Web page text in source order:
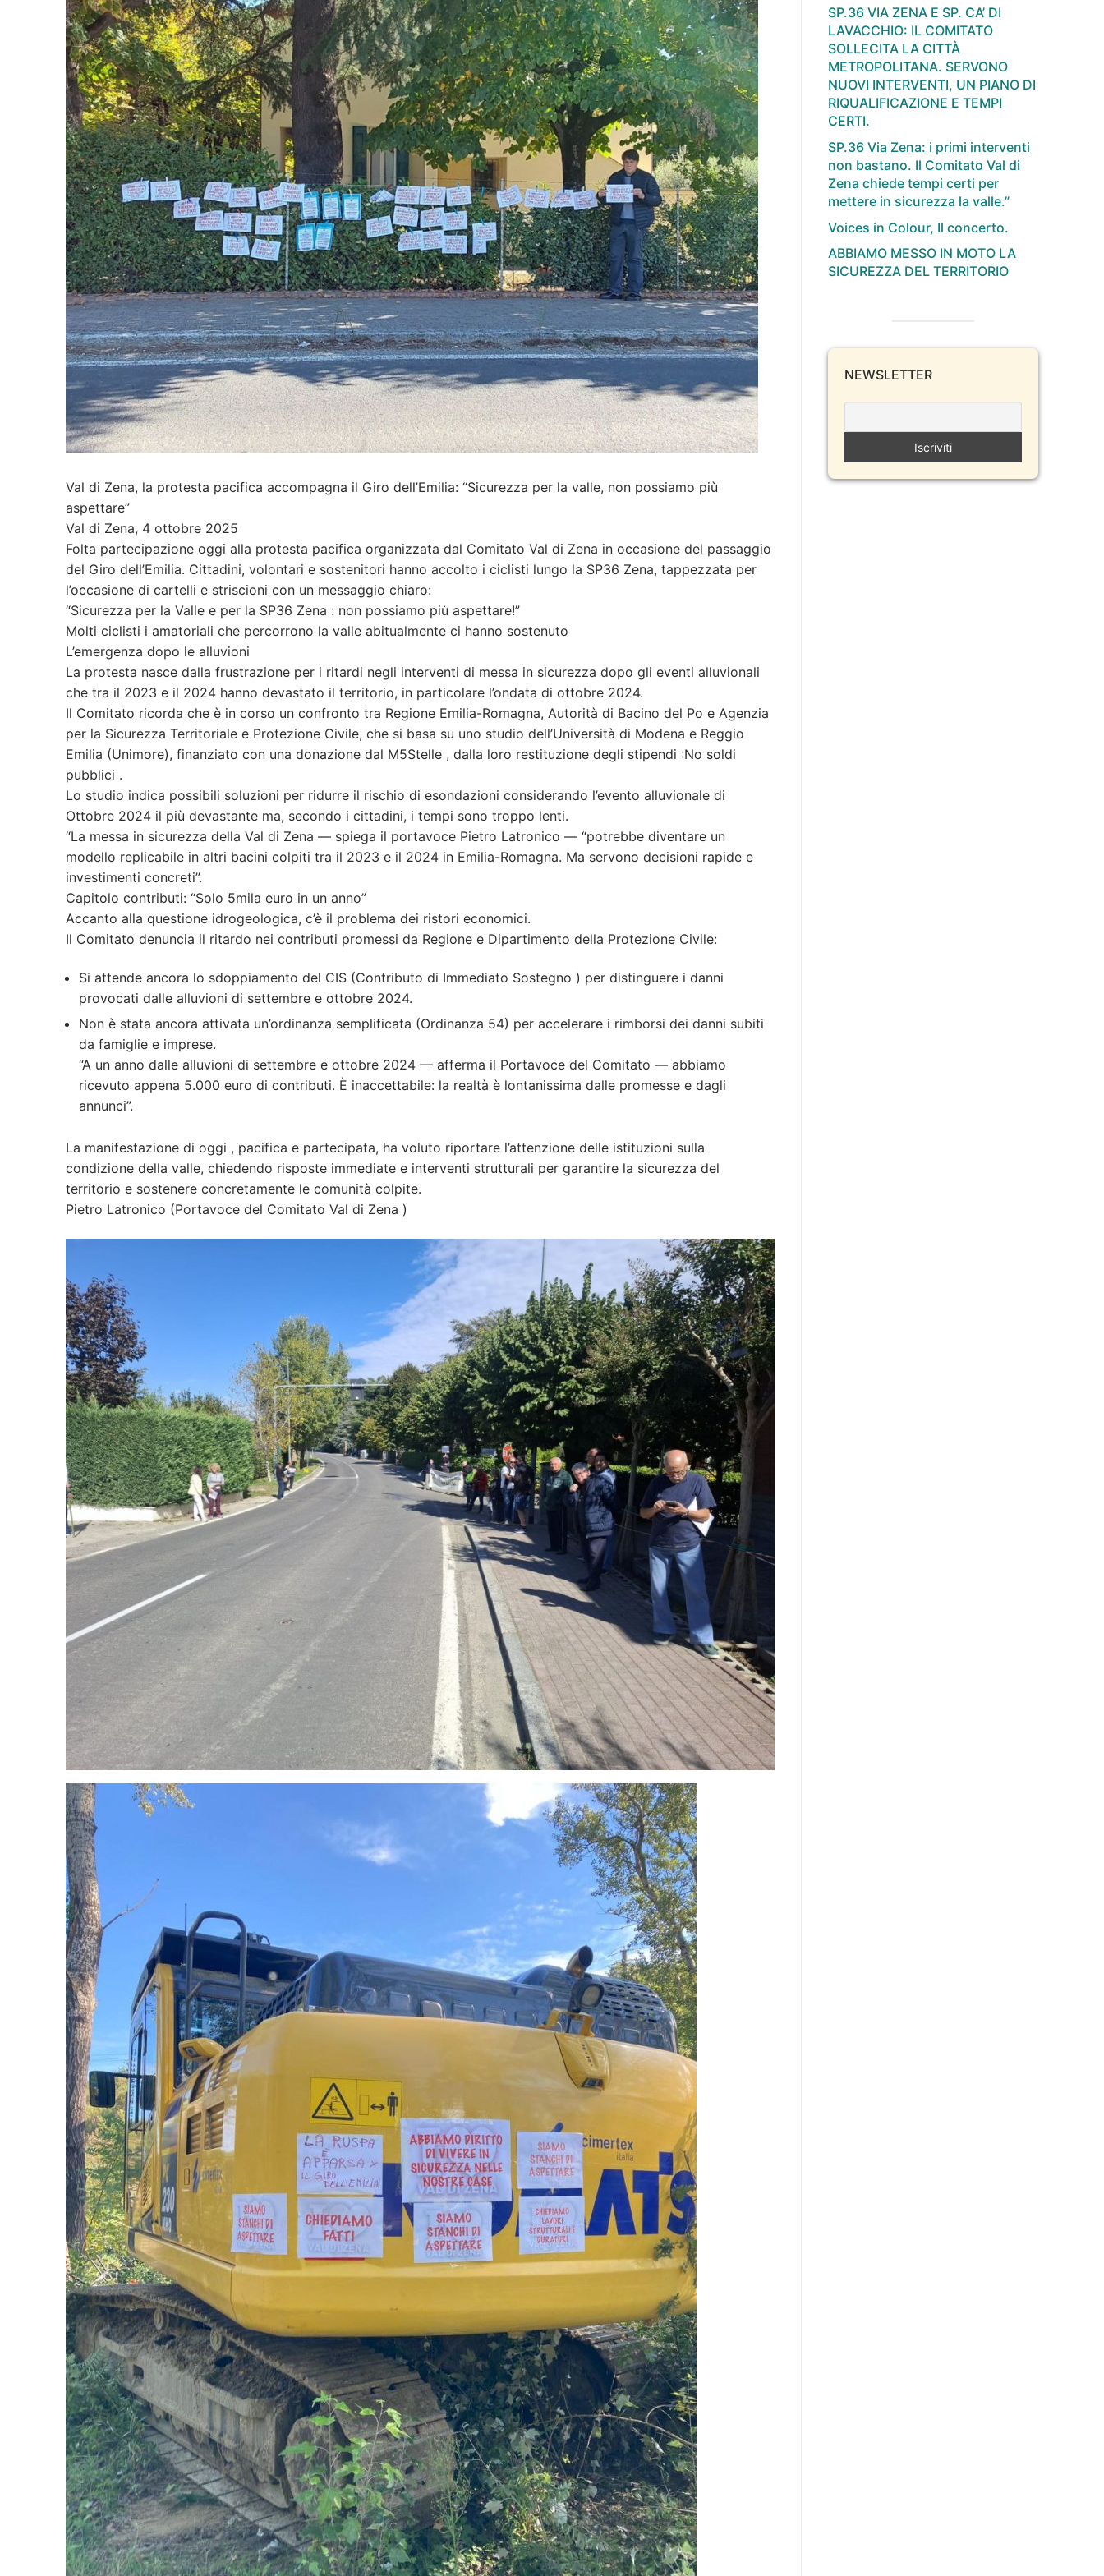
Val di Zena, la protesta pacifica accompagna il Giro dell’Emilia: “Sicurezza per la valle, non possiamo più
aspettare”
Val di Zena, 4 ottobre 2025
Folta partecipazione oggi alla protesta pacifica organizzata dal Comitato Val di Zena in occasione del passaggio
del Giro dell’Emilia. Cittadini, volontari e sostenitori hanno accolto i ciclisti lungo la SP36 Zena, tappezzata per
l’occasione di cartelli e striscioni con un messaggio chiaro:
“Sicurezza per la Valle e per la SP36 Zena : non possiamo più aspettare!”
Molti ciclisti i amatoriali che percorrono la valle abitualmente ci hanno sostenuto
L’emergenza dopo le alluvioni
La protesta nasce dalla frustrazione per i ritardi negli interventi di messa in sicurezza dopo gli eventi alluvionali
che tra il 2023 e il 2024 hanno devastato il territorio, in particolare l’ondata di ottobre 2024.
Il Comitato ricorda che è in corso un confronto tra Regione Emilia-Romagna, Autorità di Bacino del Po e Agenzia
per la Sicurezza Territoriale e Protezione Civile, che si basa su uno studio dell’Università di Modena e Reggio
Emilia (Unimore), finanziato con una donazione dal M5Stelle , dalla loro restituzione degli stipendi :No soldi
pubblici .
Lo studio indica possibili soluzioni per ridurre il rischio di esondazioni considerando l’evento alluvionale di
Ottobre 2024 il più devastante ma, secondo i cittadini, i tempi sono troppo lenti.
“La messa in sicurezza della Val di Zena — spiega il portavoce Pietro Latronico — “potrebbe diventare un
modello replicabile in altri bacini colpiti tra il 2023 e il 2024 in Emilia-Romagna. Ma servono decisioni rapide e
investimenti concreti”.
Capitolo contributi: “Solo 5mila euro in un anno”
Accanto alla questione idrogeologica, c’è il problema dei ristori economici.
Il Comitato denuncia il ritardo nei contributi promessi da Regione e Dipartimento della Protezione Civile:
Si attende ancora lo sdoppiamento del CIS (Contributo di Immediato Sostegno ) per distinguere i danni
provocati dalle alluvioni di settembre e ottobre 2024.
Non è stata ancora attivata un’ordinanza semplificata (Ordinanza 54) per accelerare i rimborsi dei danni subiti
da famiglie e imprese.
“A un anno dalle alluvioni di settembre e ottobre 2024 — afferma il Portavoce del Comitato — abbiamo
ricevuto appena 5.000 euro di contributi. È inaccettabile: la realtà è lontanissima dalle promesse e dagli
annunci”.
La manifestazione di oggi , pacifica e partecipata, ha voluto riportare l’attenzione delle istituzioni sulla
condizione della valle, chiedendo risposte immediate e interventi strutturali per garantire la sicurezza del
territorio e sostenere concretamente le comunità colpite.
Pietro Latronico (Portavoce del Comitato Val di Zena )
SP.36 VIA ZENA E SP. CA’ DI
LAVACCHIO: IL COMITATO
SOLLECITA LA CITTÀ
METROPOLITANA. SERVONO
NUOVI INTERVENTI, UN PIANO DI
RIQUALIFICAZIONE E TEMPI
CERTI.
SP.36 Via Zena: i primi interventi
non bastano. Il Comitato Val di
Zena chiede tempi certi per
mettere in sicurezza la valle.”
Voices in Colour, Il concerto.
ABBIAMO MESSO IN MOTO LA
SICUREZZA DEL TERRITORIO
NEWSLETTER